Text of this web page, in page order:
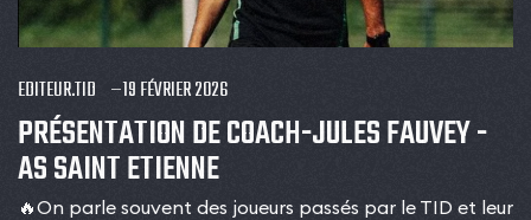
EDITEUR.TID 19 FÉVRIER 2026
PRÉSENTATION DE COACH-JULES FAUVEY -
AS SAINT ETIENNE
🔥On parle souvent des joueurs passés par le TID et leur